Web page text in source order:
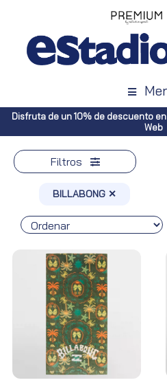
Disfruta de un 10% de descuento
Web
Filtros
BILLABONG ✕